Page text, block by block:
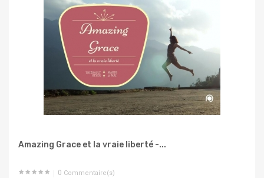
Amazing Grace et la vraie liberté -...
0 Commentaire(s)